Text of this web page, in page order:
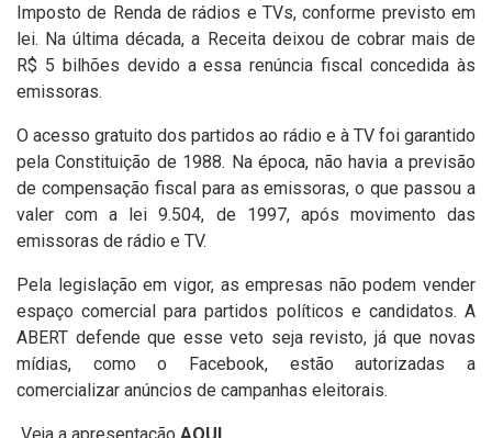
Imposto de Renda de rádios e TVs, conforme previsto em
lei. Na última década, a Receita deixou de cobrar mais de
R$ 5 bilhões devido a essa renúncia fiscal concedida às
emissoras.
O acesso gratuito dos partidos ao rádio e à TV foi garantido
pela Constituição de 1988. Na época, não havia a previsão
de compensação fiscal para as emissoras, o que passou a
valer com a lei 9.504, de 1997, após movimento das
emissoras de rádio e TV.
Pela legislação em vigor, as empresas não podem vender
espaço comercial para partidos políticos e candidatos. A
ABERT defende que esse veto seja revisto, já que novas
mídias, como o Facebook, estão autorizadas a
comercializar anúncios de campanhas eleitorais.